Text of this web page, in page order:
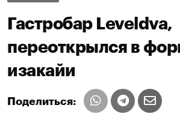
Гастробар Leveldva,
переоткрылся в
изакайи
Поделиться: